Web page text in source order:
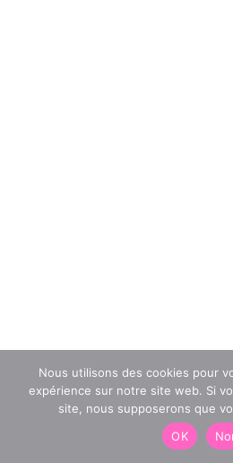
Nous utilisons des cookies pour
expérience sur notre site web. Si
site, nous supposerons que
OK